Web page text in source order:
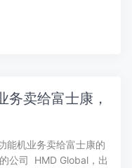
卖给富士康，
能机业务卖给富士康的
公司 HMD Global，出